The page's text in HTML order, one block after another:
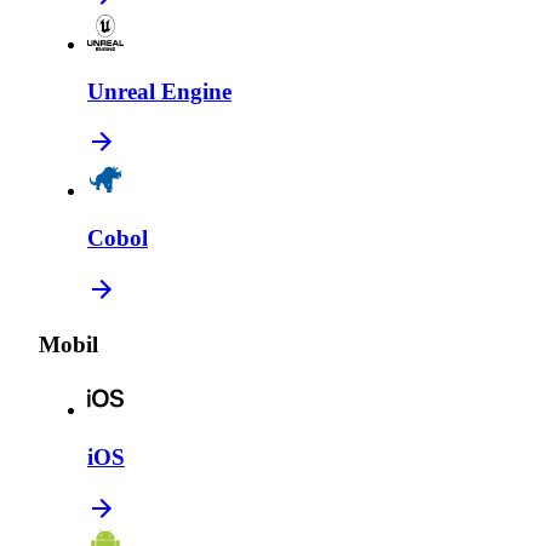
Unreal Engine
Cobol
Mobil
iOS